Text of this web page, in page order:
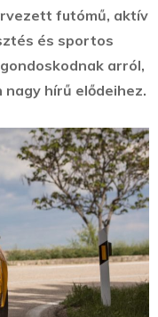
futómű, aktív
és sportos
arról,
nagy hírű elődeihez.